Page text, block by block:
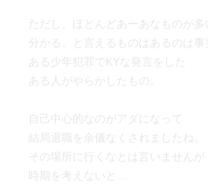
ただし、ほとんどあーあなものが多
分かる、と言えるものはあるのは事
ある少年犯罪でKYな発言をした
ある人がやらかしたもの。
自己中心的なのがアダになって
結局退職を余儀なくされましたね。
その場所に行くなとは言いませんが
時期を考えないと…